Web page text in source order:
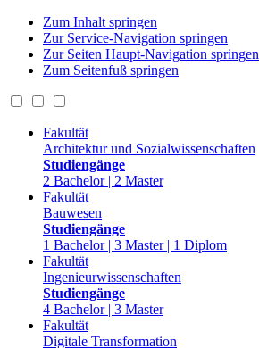
Zum Inhalt springen
Zur Service-Navigation springen
Zur Seiten Haupt-Navigation springen
Zum Seitenfuß springen
Fakultät
Architektur und Sozialwissenschaften
Studiengänge
2 Bachelor | 2 Master
Fakultät
Bauwesen
Studiengänge
1 Bachelor | 3 Master | 1 Diplom
Fakultät
Ingenieurwissenschaften
Studiengänge
4 Bachelor | 3 Master
Fakultät
Digitale Transformation